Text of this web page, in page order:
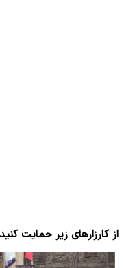
از کارزارهای زیر حمایت